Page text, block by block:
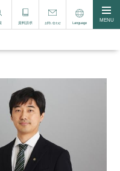
資料請求 お問い合わせ Language MENU